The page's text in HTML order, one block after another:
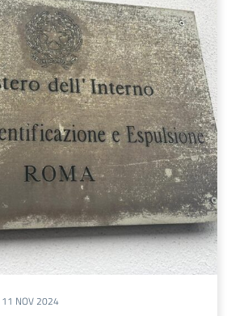
11 NOV 2024